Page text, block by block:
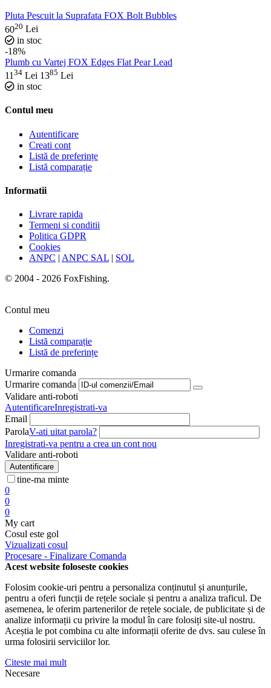
Pluta Pescuit la Suprafata FOX Bolt Bubbles
6020 Lei
in stoc
-18%
Plumb cu Vartej FOX Edges Flat Pear Lead
11 34 Lei 1385 Lei
in stoc
Contul meu
Autentificare
Creati cont
Listă de preferințe
Listă comparație
Informatii
Livrare rapida
Termeni si conditii
Politica GDPR
Cookies
ANPC | ANPC SAL | SOL
© 2004 - 2026 FoxFishing.
Contul meu
Comenzi
Listă comparație
Listă de preferințe
Urmarire comanda
Urmarire comanda
Validare anti-roboti
AutentificareInregistrati-va
Email
ParolaV-ati uitat parola?
Inregistrati-va pentru a crea un cont nou
Validare anti-roboti
Autentificare
tine-ma minte
0
0
0
My cart
Cosul este gol
Vizualizati cosul
Procesare - Finalizare Comanda
Acest website foloseste cookies
Folosim cookie-uri pentru a personaliza conținutul și anunțurile,
pentru a oferi funcții de rețele sociale și pentru a analiza traficul. De
asemenea, le oferim partenerilor de rețele sociale, de publicitate și de
analize informații cu privire la modul în care folosiți site-ul nostru.
Aceștia le pot combina cu alte informații oferite de dvs. sau culese în
urma folosirii serviciilor lor.
Citeste mai mult
Necesare